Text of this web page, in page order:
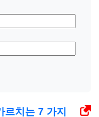
치는 7 가지